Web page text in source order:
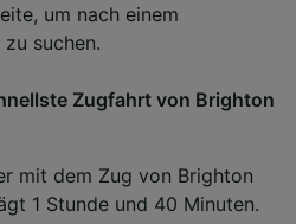
um nach einem
suchen.
Zugfahrt von Brighton
mit dem Zug von Brighton
1 Stunde und 40 Minuten.